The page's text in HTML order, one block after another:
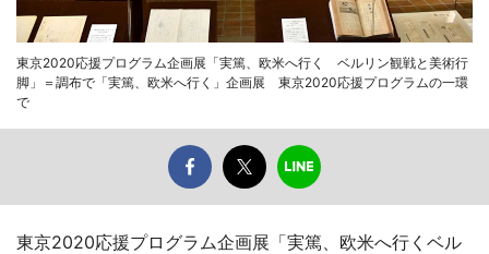
東京2020応援プログラム企画展「実篤、欧米へ行く ベルリン観戦と美術行
脚」＝調布で「実篤、欧米へ行く」企画展 東京2020応援プログラムの一環
で
東京2020応援プログラム企画展「実篤、欧米へ行くベル